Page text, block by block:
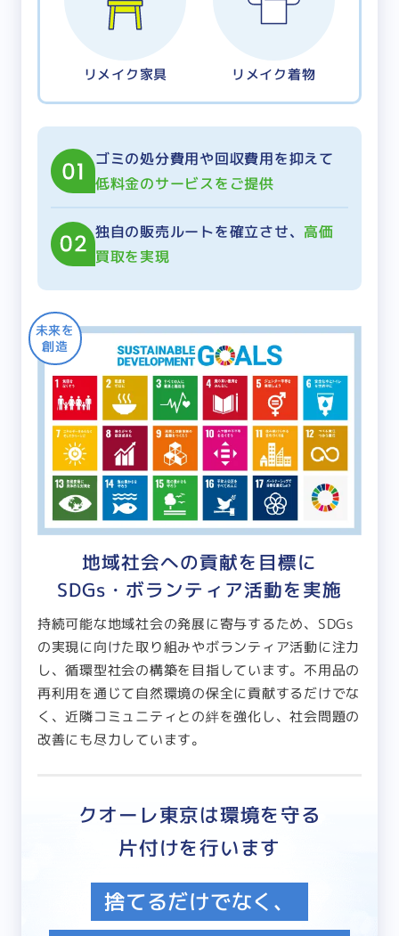
リメイク家具 リメイク着物
ゴミの処分費用や回収費用を抑えて
低料金のサービスをご提供
独自の販売ルートを確立させ、高価
買取を実現
未来を
創造
地域社会への貢献を目標に
SDGs・ボランティア活動を実施
持続可能な地域社会の発展に寄与するため、SDGs
の実現に向けた取り組みやボランティア活動に注力
し、循環型社会の構築を目指しています。不用品の
再利用を通じて自然環境の保全に貢献するだけでな
く、近隣コミュニティとの絆を強化し、社会問題の
改善にも尽力しています。
クオーレ東京は環境を守る
片付けを行います
捨てるだけでなく、